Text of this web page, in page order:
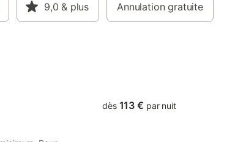
9,0 & plus Annulation gratuite
dès 113 € par nuit